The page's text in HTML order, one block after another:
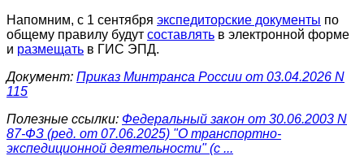
Напомним, с 1 сентября экспедиторские документы по
общему правилу будут составлять в электронной форме
и размещать в ГИС ЭПД.
Документ: Приказ Минтранса России от 03.04.2026 N
115
Полезные ссылки: Федеральный закон от 30.06.2003 N
87-ФЗ (ред. от 07.06.2025) "О транспортно-
экспедиционной деятельности" (с ...